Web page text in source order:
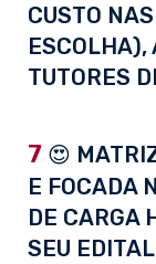
CUSTO
ESCOLHA),
TUTORES
7 😍
E FOCADA
DE CARGA
SEU